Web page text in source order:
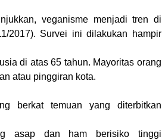
veganisme menjadi tren di
2017). Survei ini dilakukan hampir
di atas 65 tahun. Mayoritas orang
atau pinggiran kota.
berkat temuan yang diterbitkan
asap dan ham berisiko tinggi